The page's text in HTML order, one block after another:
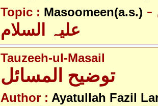
Topic : Masoomeen(a.s.) - معصومین
علیہ السلام
Tauzeeh-ul-Masail
توضیح المسائل
Author : Ayatullah Fazil